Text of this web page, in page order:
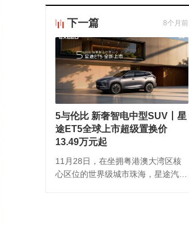
下一篇 8个月前
5与伦比 新奢智电中型SUV丨星
途ET5全球上市超级置换价
13.49万元起
11月28日，在坐拥粤港澳大湾区核
心区位的世界级城市珠海，星途汽车